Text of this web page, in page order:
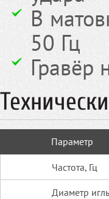
В
50 Гц
Гравёр
Параметр
Частота, Гц
Диаметр